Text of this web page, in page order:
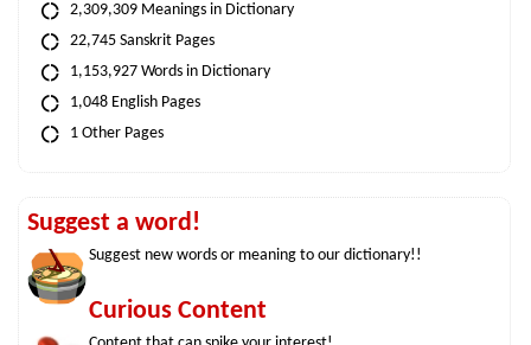
2,309,309 Meanings in Dictionary
22,745 Sanskrit Pages
1,153,927 Words in Dictionary
1,048 English Pages
1 Other Pages
Suggest a word!
Suggest new words or meaning to our dictionary!!
Curious Content